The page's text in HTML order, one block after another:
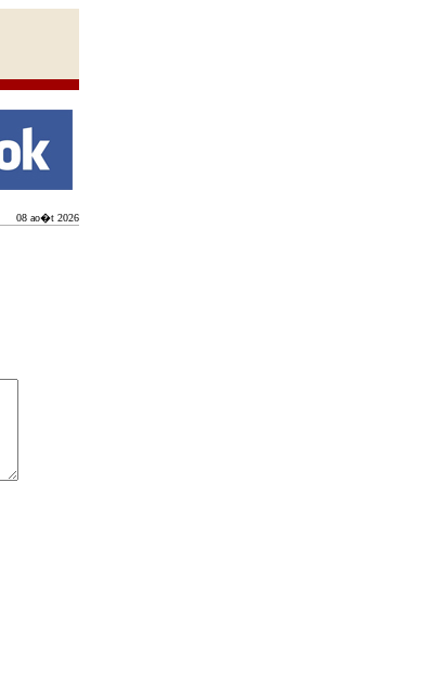
08 ao�t 2026